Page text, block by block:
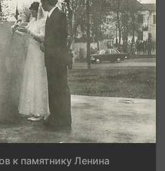
к памятнику Ленина